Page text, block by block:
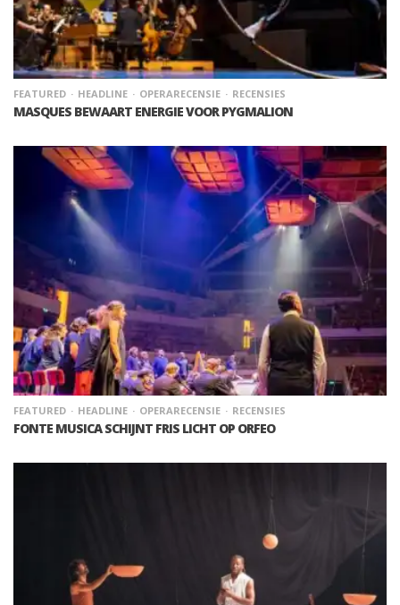
FEATURED HEADLINE OPERARECENSIE RECENSIES
MASQUES BEWAART ENERGIE VOOR PYGMALION
FEATURED HEADLINE OPERARECENSIE RECENSIES
FONTE MUSICA SCHIJNT FRIS LICHT OP ORFEO